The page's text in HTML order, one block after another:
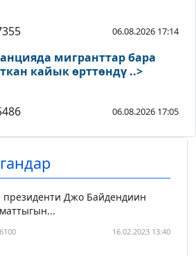
06.08.2026 17:14
мигранттар бара
кайык өрттөндү ..>
06.08.2026 17:05
Джо Байдендиин
16.02.2023 13:40